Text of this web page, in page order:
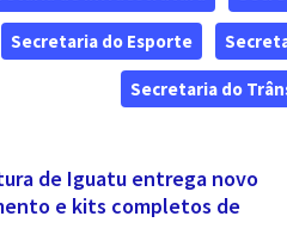
Secretaria do Esporte
Secretaria do
de Iguatu entrega novo
e kits completos de